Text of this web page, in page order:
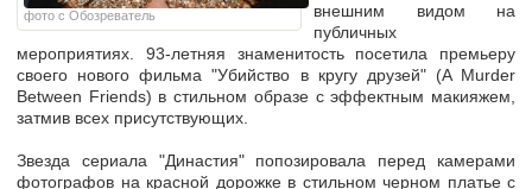
фото с Обозреватель
внешним видом на
публичных
мероприятиях. 93-летняя знаменитость посетила премьеру
своего нового фильма "Убийство в кругу друзей" (A Murder
Between Friends) в стильном образе с эффектным макияжем,
затмив всех присутствующих.
Звезда сериала "Династия" попозировала перед камерами
фотографов на красной дорожке в стильном черном платье с